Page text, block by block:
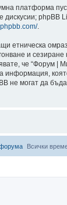
платформа
phpBB
.
етническа
и
че “Форум |
информация,
не могат да
Всички
форума